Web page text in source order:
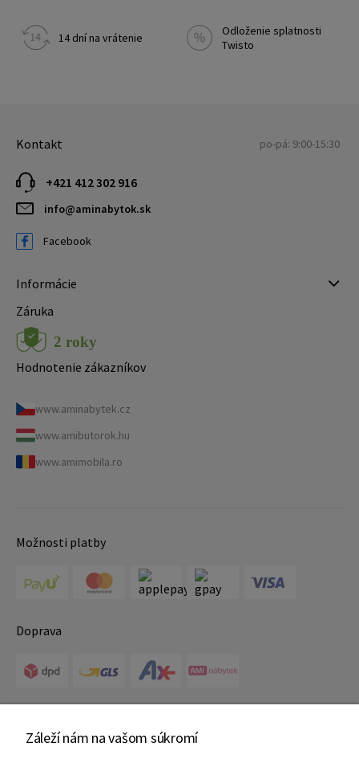
14 dní na vrátenie
Odloženie splatnosti
Twisto
Kontakt po-pá: 9:00-15:30
+421 412 302 916
info@aminabytok.sk
Facebook
Informácie
Záruka
Hodnotenie zákazníkov
www.aminabytek.cz
www.amibutorok.hu
www.amimobila.ro
Možnosti platby
Doprava
Záleží nám na vašom súkromí